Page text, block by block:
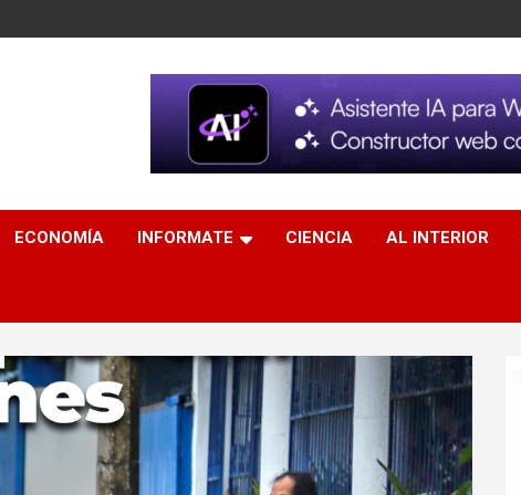
ECONOMÍA INFORMATE CIENCIA AL INTERIOR